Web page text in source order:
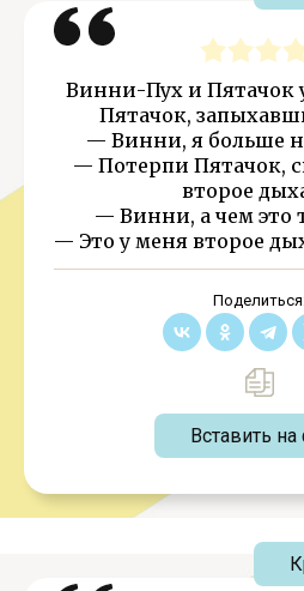
Винни-Пух и Пятачок
Пятачок,
— Винни, я больше
— Потерпи Пятачок,
второе
— Винни, а чем это
— Это у меня второе
Вставить